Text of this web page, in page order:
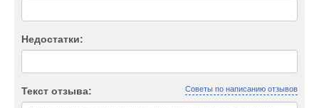
Недостатки:
Текст отзыва: Советы по написанию отзывов